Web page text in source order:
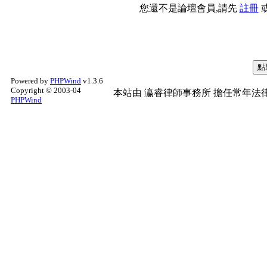
您還不是論壇會員,請先 註冊
Powered by PHPWind v1.3.6
Copyright © 2003-04
PHPWind
本站由 瀛睿律師事務所 擔任常年法